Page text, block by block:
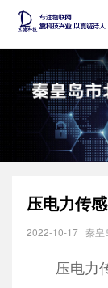
压电力传
2022-10-17 秦皇
压电力传